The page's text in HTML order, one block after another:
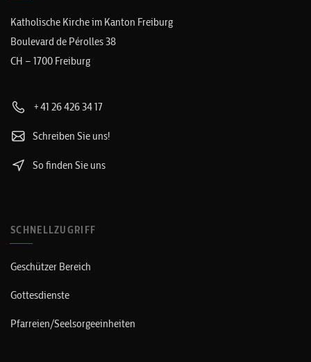
Katholische Kirche im Kanton Freiburg
Boulevard de Pérolles 38
CH – 1700 Freiburg
+41 26 426 34 17
Schreiben Sie uns!
So finden Sie uns
SCHNELLZUGRIFF
Geschützer Bereich
Gottesdienste
Pfarreien/Seelsorgeeinheiten